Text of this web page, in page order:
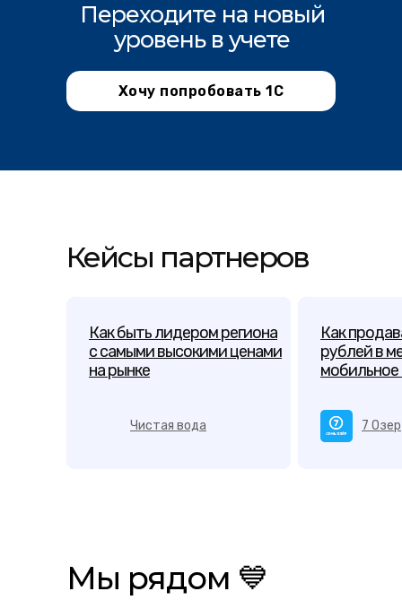
Переходите на новый
уровень в учете
Хочу попробовать 1С
Кейсы партнеров
Как быть лидером региона
с самыми высокими ценами
на рынке
Чистая вода
Как
рублей в
7 Озер
Мы рядом 💙